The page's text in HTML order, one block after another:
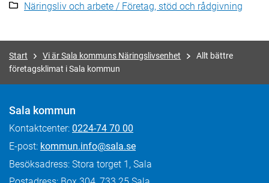
Näringsliv och arbete / Företag, stöd och rådgivning
Start Vi är Sala kommuns Näringslivsenhet
Allt bättre
företagsklimat i Sala kommun
Sala kommun
Kontaktcenter: 0224-74 70 00
E-post: kommun.info@sala.se
Besöksadress: Stora torget 1, Sala